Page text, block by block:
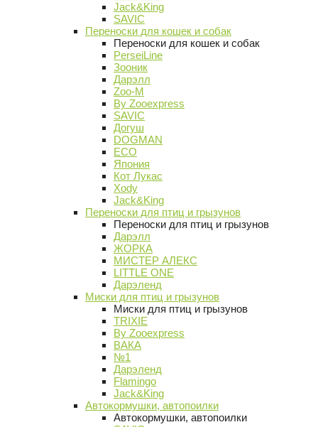
Jack&King
SAVIC
Переноски для кошек и собак
Переноски для кошек и собак
PerseiLine
Зооник
Дарэлл
Zoo-M
By Zooexpress
SAVIC
Догуш
DOGMAN
ECO
Япония
Кот Лукас
Xody
Jack&King
Переноски для птиц и грызунов
Переноски для птиц и грызунов
Дарэлл
ЖОРКА
МИСТЕР АЛЕКС
LITTLE ONE
Дарэленд
Миски для птиц и грызунов
Миски для птиц и грызунов
TRIXIE
By Zooexpress
ВАКА
№1
Дарэленд
Flamingo
Jack&King
Автокормушки, автопоилки
Автокормушки, автопоилки